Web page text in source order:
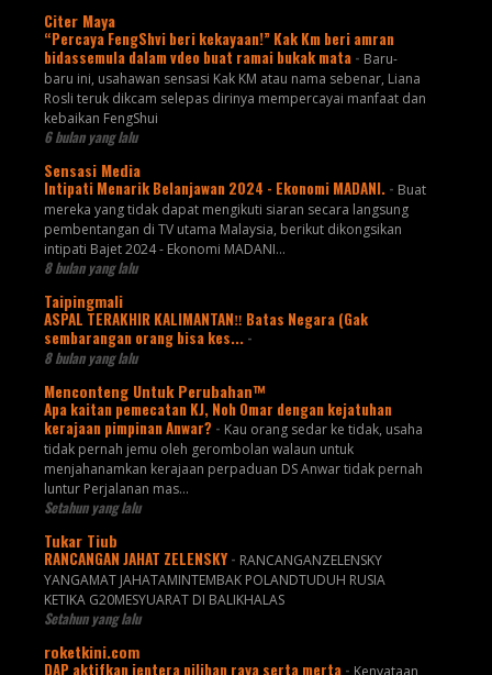
Citer Maya
“Percaya FengShvi beri kekayaan!” Kak Km beri amran
bidassemula dalam vdeo buat ramai bukak mata - Baru-
baru ini, usahawan sensasi Kak KM atau nama sebenar, Liana
Rosli teruk dikcam selepas dirinya mempercayai manfaat dan
kebaikan FengShui
6 bulan yang lalu
Sensasi Media
Intipati Menarik Belanjawan 2024 - Ekonomi MADANI. - Buat
mereka yang tidak dapat mengikuti siaran secara langsung
pembentangan di TV utama Malaysia, berikut dikongsikan
intipati Bajet 2024 - Ekonomi MADANI...
8 bulan yang lalu
Taipingmali
ASPAL TERAKHIR KALIMANTAN‼️ Batas Negara (Gak
sembarangan orang bisa kes... -
8 bulan yang lalu
Menconteng Untuk Perubahan™
Apa kaitan pemecatan KJ, Noh Omar dengan kejatuhan
kerajaan pimpinan Anwar? - Kau orang sedar ke tidak, usaha
tidak pernah jemu oleh gerombolan walaun untuk
menjahanamkan kerajaan perpaduan DS Anwar tidak pernah
luntur Perjalanan mas...
Setahun yang lalu
Tukar Tiub
RANCANGAN JAHAT ZELENSKY - RANCANGANZELENSKY
YANGAMAT JAHATAMINTEMBAK POLANDTUDUH RUSIA
KETIKA G20MESYUARAT DI BALIKHALAS
Setahun yang lalu
roketkini.com
DAP aktifkan jentera pilihan raya serta merta -